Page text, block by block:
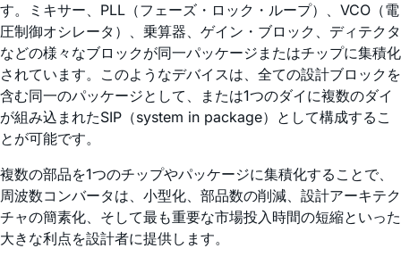
す。ミキサー、PLL（フェーズ・ロック・ループ）、VCO（電
圧制御オシレータ）、乗算器、ゲイン・ブロック、ディテクタ
などの様々なブロックが同一パッケージまたはチップに集積化
されています。このようなデバイスは、全ての設計ブロックを
含む同一のパッケージとして、または1つのダイに複数のダイ
が組み込まれたSIP（system in package）として構成するこ
とが可能です。
複数の部品を1つのチップやパッケージに集積化することで、
周波数コンバータは、小型化、部品数の削減、設計アーキテク
チャの簡素化、そして最も重要な市場投入時間の短縮といった
大きな利点を設計者に提供します。